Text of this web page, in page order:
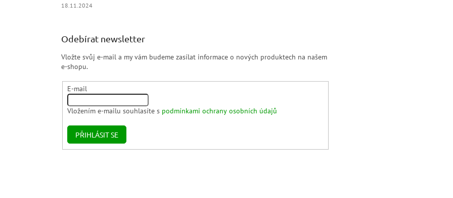
18.11.2024
Odebírat newsletter
Vložte svůj e-mail a my vám budeme zasílat informace o nových produktech na našem
e-shopu.
E-mail
Vložením e-mailu souhlasíte s podmínkami ochrany osobních údajů
PŘIHLÁSIT SE